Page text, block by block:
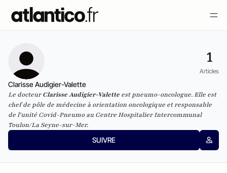
1
Articles
Clarisse Audigier-Valette
Le docteurClarisse Audigier-Valette est pneumo-oncologue. Elle est
chef de pôle de médecine à orientation oncologique et responsable
de l'unité Covid-Pneumo au Centre Hospitalier Intercommunal
Toulon/La Seyne-sur-Mer.
SUIVRE